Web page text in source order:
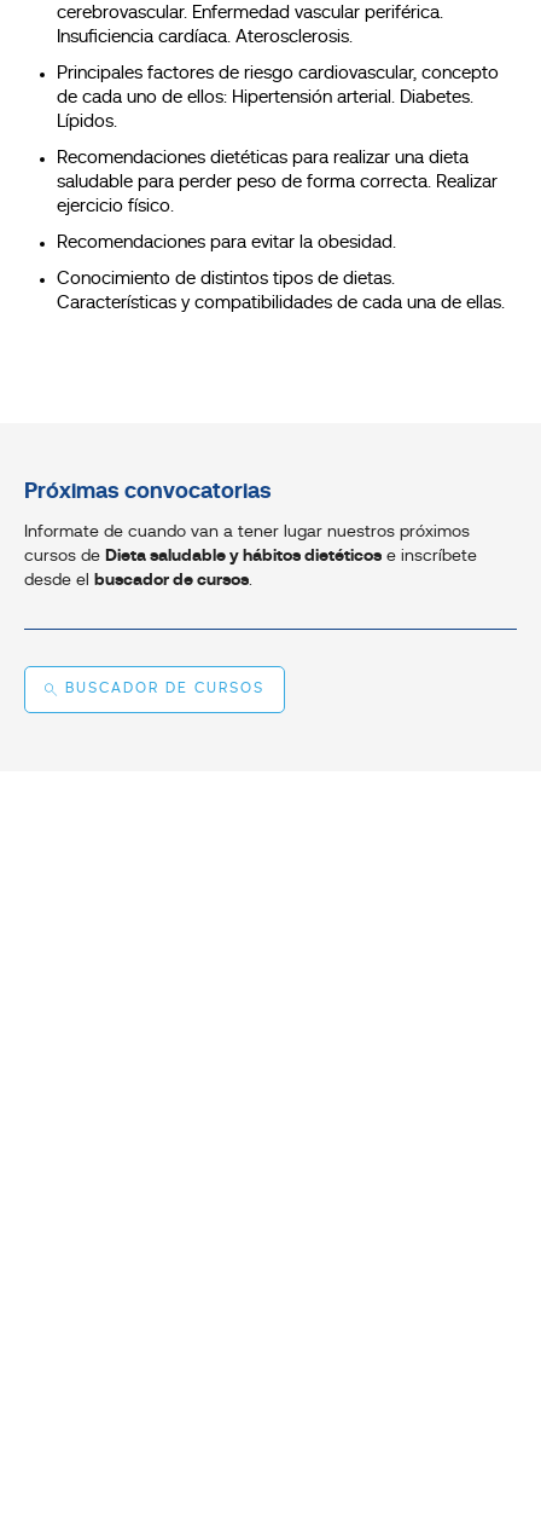
cerebrovascular. Enfermedad vascular periférica.
Insuficiencia cardíaca. Aterosclerosis.
Principales factores de riesgo cardiovascular, concepto
de cada uno de ellos: Hipertensión arterial. Diabetes.
Lípidos.
Recomendaciones dietéticas para realizar una dieta
saludable para perder peso de forma correcta. Realizar
ejercicio físico.
Recomendaciones para evitar la obesidad.
Conocimiento de distintos tipos de dietas.
Características y compatibilidades de cada una de ellas.
Próximas convocatorias
Informate de cuando van a tener lugar nuestros próximos
cursos de Dieta saludable y hábitos dietéticos e inscríbete
desde el buscador de cursos.
BUSCADOR DE CURSOS